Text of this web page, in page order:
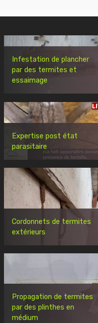
Infestation de plancher
par des termites et
essaimage
Expertise post état
parasitaire
Cordonnets de termites
extérieurs
Propagation de termites
par des plinthes en
médium